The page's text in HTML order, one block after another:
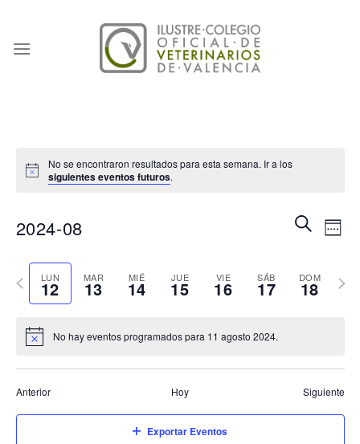
content
No se encontraron resultados para esta semana. Ir a los
siguientes eventos futuros.
BUSCAR
2024-08
fecha.LUN
12 MAR
13 MIÉ
14 JUE
15 VIE
16 SÁB
17 DOM
18
Semana
anterior
No hay eventos programados para 11 agosto 2024.
Anterior Hoy Siguiente
Exportar Eventos